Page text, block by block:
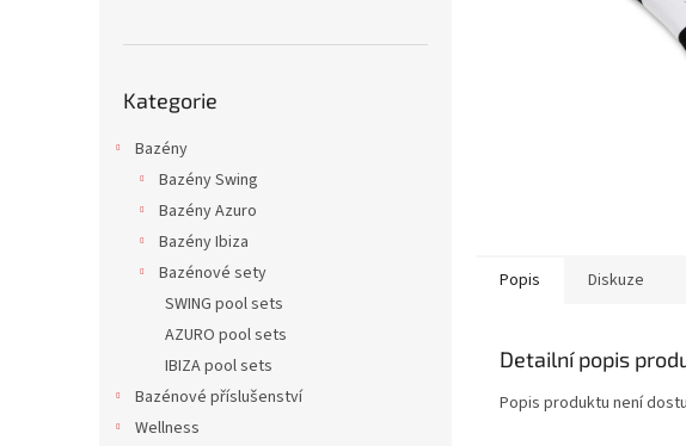
kategorie
Kategorie
Bazény
Bazény Swing
Bazény Azuro
Bazény Ibiza
Bazénové sety
SWING pool sets
AZURO pool sets
IBIZA pool sets
Bazénové příslušenství
Wellness
Popis Diskuze
Detailní popis
Popis produktu není